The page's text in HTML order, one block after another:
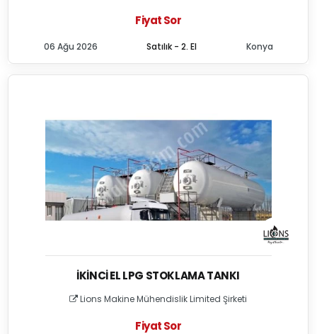
Fiyat Sor
Satılık - 2. El
06 Ağu 2026 Konya
İKINCI EL LPG STOKLAMA TANKI
Lions Makine Mühendislik Limited Şirketi
Fiyat Sor